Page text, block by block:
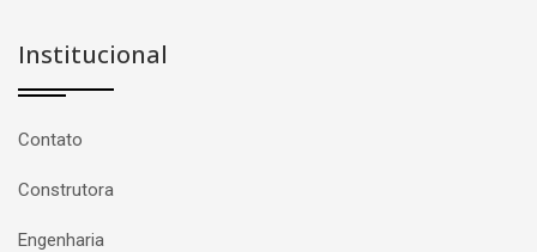
Institucional
Contato
Construtora
Engenharia